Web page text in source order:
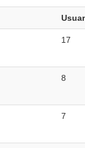
17
8
7